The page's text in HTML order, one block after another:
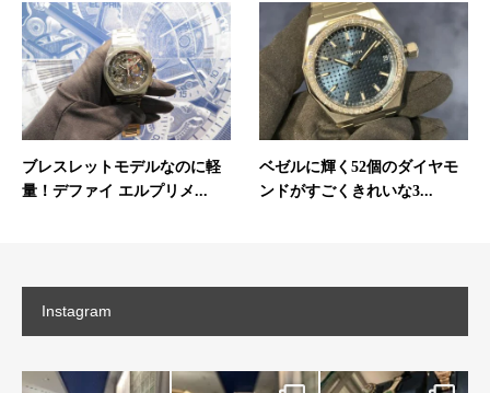
ブレスレットモデルなのに軽
量！デファイ エルプリメ...
ベゼルに輝く52個のダイヤモ
ンドがすごくきれいな3...
Instagram